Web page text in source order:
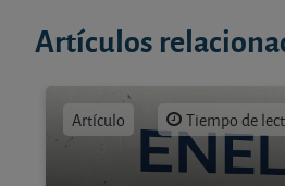
Artículos
Artículo Tiempo de